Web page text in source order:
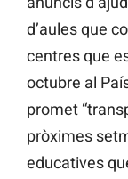
d’aules que
centres que
octubre al
promet
pròximes
educatives